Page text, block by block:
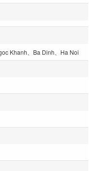
Khanh、Ba Dinh、Ha Noi